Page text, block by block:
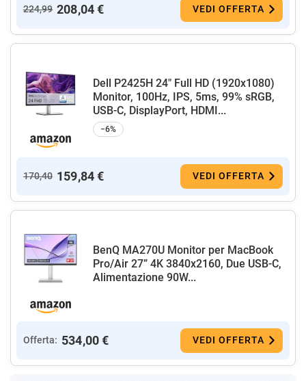
224,99 208,04 € VEDI OFFERTA
Dell P2425H 24" Full HD (1920x1080)
Monitor, 100Hz, IPS, 5ms, 99% sRGB,
USB-C, DisplayPort, HDMI...
−6%
170,40 159,84 € VEDI OFFERTA
BenQ MA270U Monitor per MacBook
Pro/Air 27” 4K 3840x2160, Due USB-C,
Alimentazione 90W...
Offerta: 534,00 € VEDI OFFERTA